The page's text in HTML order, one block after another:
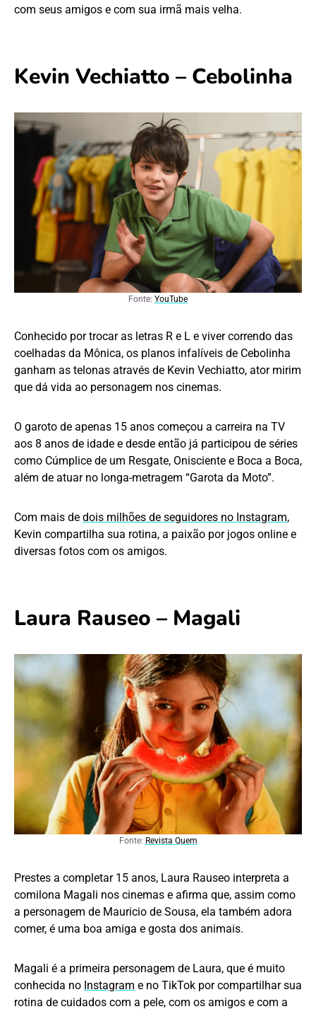
com seus amigos e com sua irmã mais velha.
Kevin Vechiatto – Cebolinha
Fonte: YouTube
Conhecido por trocar as letras R e L e viver correndo das
coelhadas da Mônica, os planos infalíveis de Cebolinha
ganham as telonas através de Kevin Vechiatto, ator mirim
que dá vida ao personagem nos cinemas.
O garoto de apenas 15 anos começou a carreira na TV
aos 8 anos de idade e desde então já participou de séries
como Cúmplice de um Resgate, Onisciente e Boca a Boca,
além de atuar no longa-metragem “Garota da Moto”.
Com mais de dois milhões de seguidores no Instagram,
Kevin compartilha sua rotina, a paixão por jogos online e
diversas fotos com os amigos.
Laura Rauseo – Magali
Fonte: Revista Quem
Prestes a completar 15 anos, Laura Rauseo interpreta a
comilona Magali nos cinemas e afirma que, assim como
a personagem de Mauricio de Sousa, ela também adora
comer, é uma boa amiga e gosta dos animais.
Magali é a primeira personagem de Laura, que é muito
conhecida no Instagram e no TikTok por compartilhar sua
rotina de cuidados com a pele, com os amigos e com a